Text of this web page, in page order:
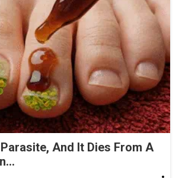
And It Dies From A